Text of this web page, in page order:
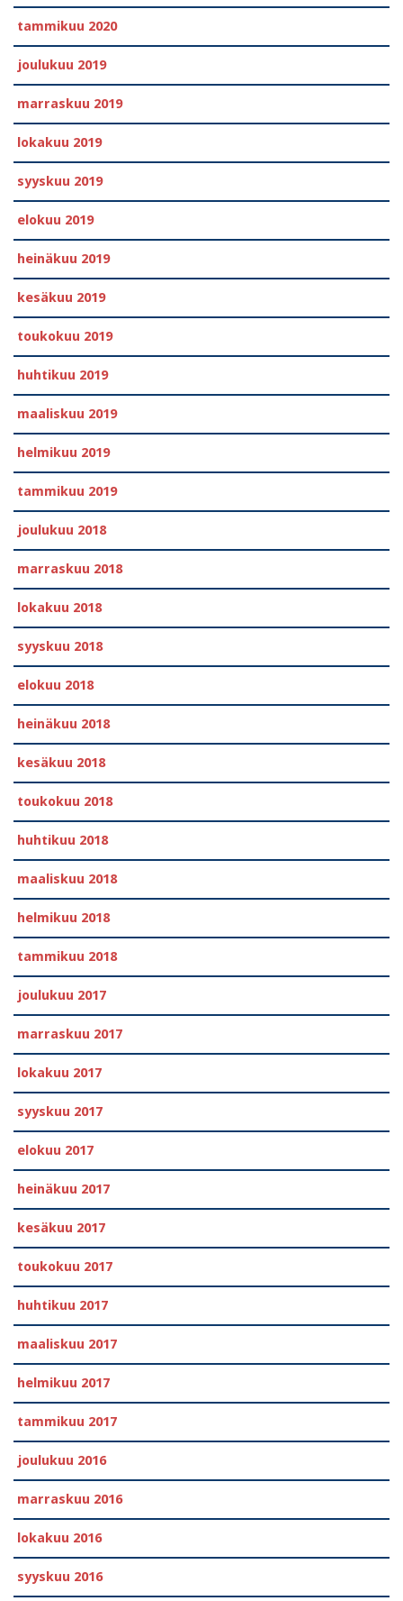
tammikuu 2020
joulukuu 2019
marraskuu 2019
lokakuu 2019
syyskuu 2019
elokuu 2019
heinäkuu 2019
kesäkuu 2019
toukokuu 2019
huhtikuu 2019
maaliskuu 2019
helmikuu 2019
tammikuu 2019
joulukuu 2018
marraskuu 2018
lokakuu 2018
syyskuu 2018
elokuu 2018
heinäkuu 2018
kesäkuu 2018
toukokuu 2018
huhtikuu 2018
maaliskuu 2018
helmikuu 2018
tammikuu 2018
joulukuu 2017
marraskuu 2017
lokakuu 2017
syyskuu 2017
elokuu 2017
heinäkuu 2017
kesäkuu 2017
toukokuu 2017
huhtikuu 2017
maaliskuu 2017
helmikuu 2017
tammikuu 2017
joulukuu 2016
marraskuu 2016
lokakuu 2016
syyskuu 2016